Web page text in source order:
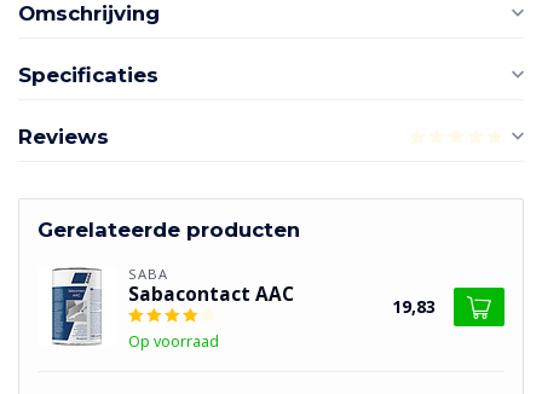
Omschrijving
Specificaties
Reviews
Gerelateerde producten
SABA
Sabacontact AAC
Op voorraad
19,83